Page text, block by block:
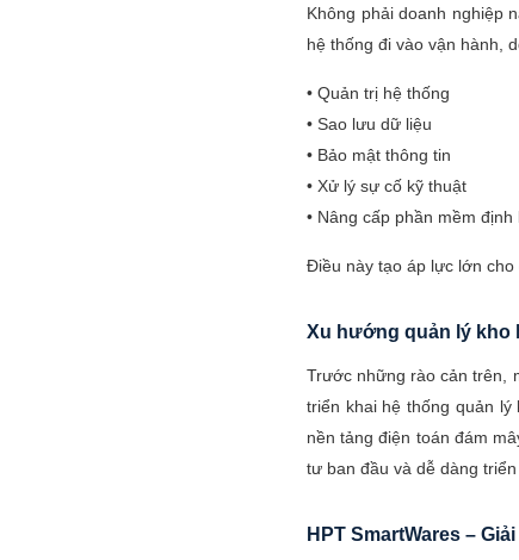
Không phải doanh nghiệp
hệ thống đi vào vận hành,
• Quản trị hệ thống
• Sao lưu dữ liệu
• Bảo mật thông tin
• Xử lý sự cố kỹ thuật
• Nâng cấp phần mềm định
Điều này tạo áp lực lớn
Xu hướng quản lý kho
Trước những rào cản trên,
triển khai hệ thống quản
nền tảng điện toán đám
tư ban đầu và dễ dàng
HPT SmartWares –